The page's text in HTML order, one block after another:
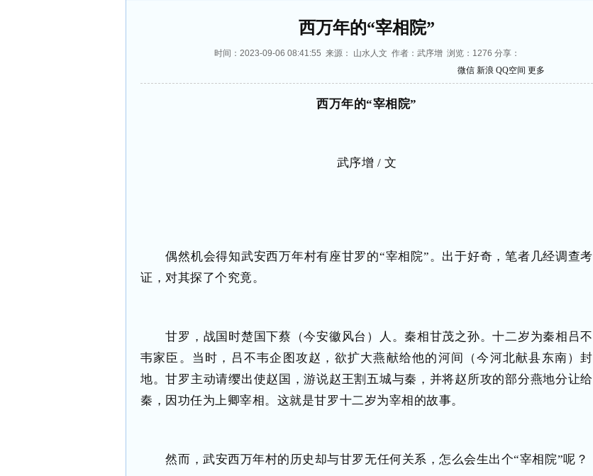
西万年的“宰相院”
时间：2023-09-06 08:41:55 来源： 山水人文 作者：武序增 浏览： 1276 分享：
微信 新浪 QQ空间 更多
西万年的“宰相院”
武序增 / 文
偶然机会得知武安西万年村有座甘罗的“宰相院”。出于好奇，笔者几经调查考
证，对其探了个究竟。
甘罗，战国时楚国下蔡（今安徽风台）人。秦相甘茂之孙。十二岁为秦相吕不
韦家臣。当时，吕不韦企图攻赵，欲扩大燕献给他的河间（今河北献县东南）封
地。甘罗主动请缨出使赵国，游说赵王割五城与秦，并将赵所攻的部分燕地分让给
秦，因功任为上卿宰相。这就是甘罗十二岁为宰相的故事。
然而，武安西万年村的历史却与甘罗无任何关系，怎么会生出个“宰相院”呢？